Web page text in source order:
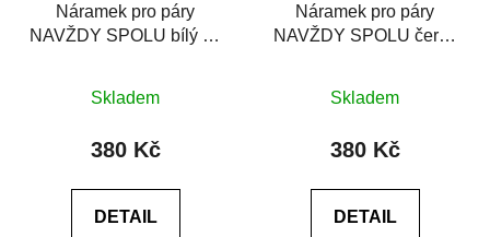
Náramek pro páry
NAVŽDY SPOLU bílý se
hodnocení
produktu
z
Skladem
380 Kč
DETAIL
Náramek pro páry
NAVŽDY SPOLU černý
hodnocení
produktu
z
Skladem
380 Kč
DETAIL